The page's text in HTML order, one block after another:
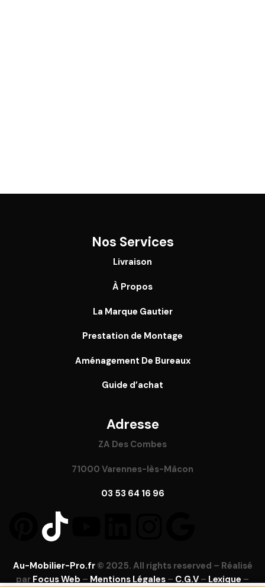
Nos Services
Livraison
À Propos
La Marque Gautier
Prestation de Montage
Aménagement De Bureaux
Guide d’achat
Adresse
ZA Des Combes
71000 Varennes-lès-Mâcon
03 53 64 16 96
Au-Mobilier-Pro.fr© 2025. All rights reserved – Réalisé
par Focus Web – Mentions Légales – C.G.V – Lexique –